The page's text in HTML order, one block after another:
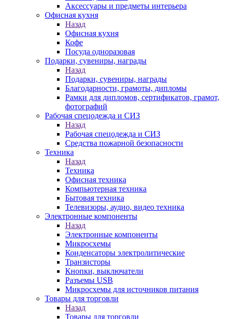
Аксессуары и предметы интерьера
Офисная кухня
Назад
Офисная кухня
Кофе
Посуда одноразовая
Подарки, сувениры, награды
Назад
Подарки, сувениры, награды
Благодарности, грамоты, дипломы
Рамки для дипломов, сертификатов, грамот,
фотографий
Рабочая спецодежда и СИЗ
Назад
Рабочая спецодежда и СИЗ
Средства пожарной безопасности
Техника
Назад
Техника
Офисная техника
Компьютерная техника
Бытовая техника
Телевизоры, аудио, видео техника
Электронные компоненты
Назад
Электронные компоненты
Микросхемы
Конденсаторы электролитические
Транзисторы
Кнопки, выключатели
Разъемы USB
Микросхемы для источников питания
Товары для торговли
Назад
Товары для торговли